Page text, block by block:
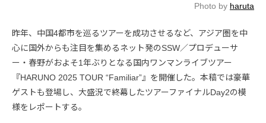
Photo by haruta
昨年、中国4都市を巡るツアーを成功させるなど、アジア圏を中
心に国外からも注目を集めるネット発のSSW／プロデューサ
ー・春野がおよそ1年ぶりとなる国内ワンマンライブツアー
『HARUNO 2025 TOUR “Familiar”』を開催した。本稿では豪華
ゲストも登場し、大盛況で終幕したツアーファイナルDay2の模
様をレポートする。